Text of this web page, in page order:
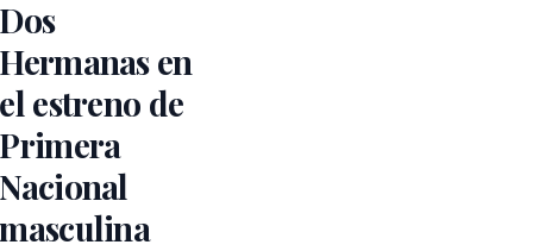
Dos
Hermanas en
el estreno de
Primera
Nacional
masculina